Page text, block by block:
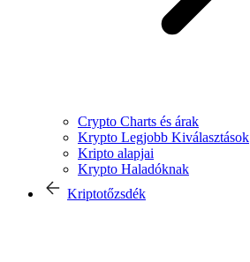
Crypto Charts és árak
Krypto Legjobb Kiválasztások
Kripto alapjai
Krypto Haladóknak
Kriptotőzsdék